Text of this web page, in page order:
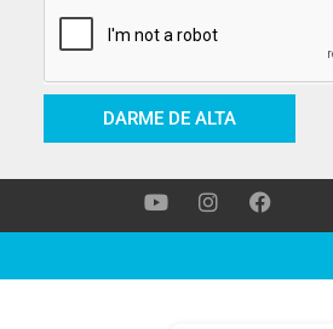
DARME DE ALTA